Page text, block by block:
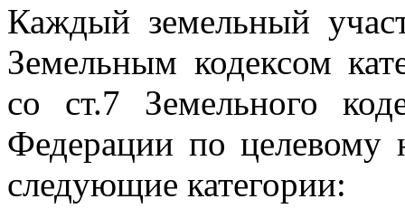
Каждый земельный
Земельным кодексом
со ст.7 Земельного
Федерации по целевому
следующие категории: